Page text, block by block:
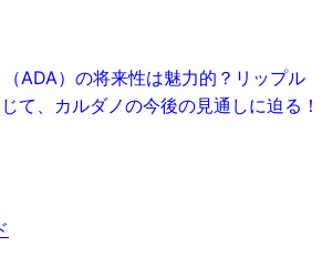
（ADA）の将来性は魅力的？リップル
て、カルダノの今後の見通しに迫る！